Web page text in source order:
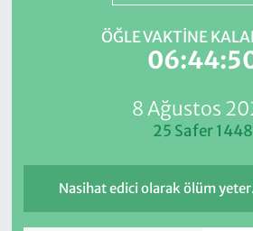
ÖĞLE VAKTINE
8 Ağustos
25 Safer 1448
Nasihat edici olarak ölüm
Son Dakika Haberleri
Haber Arşivi